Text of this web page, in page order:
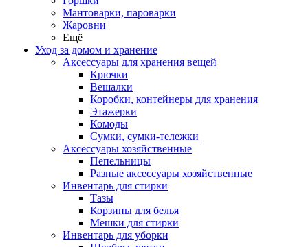
Мантоварки, пароварки
Жаровни
Ещё
Уход за домом и хранение
Аксессуары для хранения вещей
Крючки
Вешалки
Коробки, контейнеры для хранения
Этажерки
Комоды
Сумки, сумки-тележки
Аксессуары хозяйственные
Пепельницы
Разные аксессуары хозяйственные
Инвентарь для стирки
Тазы
Корзины для белья
Мешки для стирки
Инвентарь для уборки